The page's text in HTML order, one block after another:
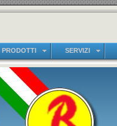
PRODOTTI SERVIZI